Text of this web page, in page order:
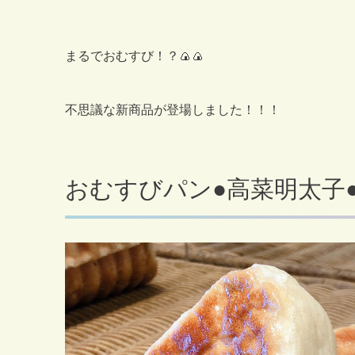
まるでおむすび！？🍙🍙
不思議な新商品が登場しました！！！
おむすびパン●高菜明太子